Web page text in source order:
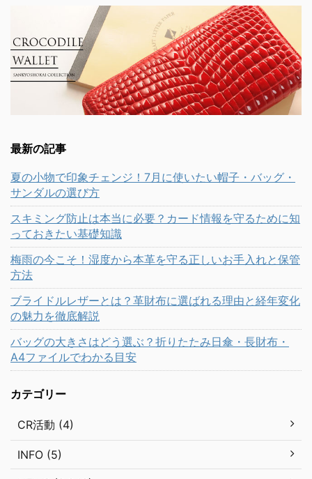
最新の記事
夏の小物で印象チェンジ！7月に使いたい帽子・バッグ・
サンダルの選び方
スキミング防止は本当に必要？カード情報を守るために知
っておきたい基礎知識
梅雨の今こそ！湿度から本革を守る正しいお手入れと保管
方法
ブライドルレザーとは？革財布に選ばれる理由と経年変化
の魅力を徹底解説
バッグの大きさはどう選ぶ？折りたたみ日傘・長財布・
A4ファイルでわかる目安
カテゴリー
CR活動 (4)
INFO (5)